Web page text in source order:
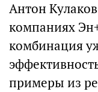
Антон
компаниях
комбинация
примеры из